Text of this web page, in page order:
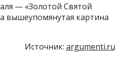
— «Золотой Святой
вышеупомянутая картина
Источник: argumenti.ru